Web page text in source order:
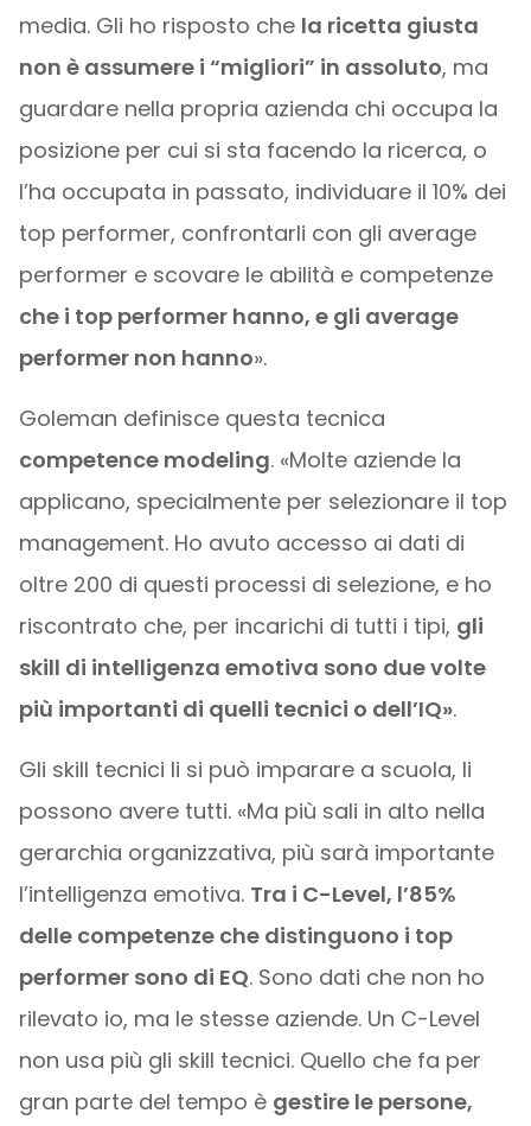
media. Gli ho risposto che la ricetta giusta
non è assumere i “migliori” in assoluto, ma
guardare nella propria azienda chi occupa la
posizione per cui si sta facendo la ricerca, o
l’ha occupata in passato, individuare il 10% dei
top performer, confrontarli con gli average
performer e scovare le abilità e competenze
che i top performer hanno, e gli average
performer non hanno».
Goleman definisce questa tecnica
competence modeling. «Molte aziende la
applicano, specialmente per selezionare il top
management. Ho avuto accesso ai dati di
oltre 200 di questi processi di selezione, e ho
riscontrato che, per incarichi di tutti i tipi, gli
skill di intelligenza emotiva sono due volte
più importanti di quelli tecnici o dell’IQ».
Gli skill tecnici li si può imparare a scuola, li
possono avere tutti. «Ma più sali in alto nella
gerarchia organizzativa, più sarà importante
l’intelligenza emotiva. Tra i C-Level, l’85%
delle competenze che distinguono i top
performer sono di EQ. Sono dati che non ho
rilevato io, ma le stesse aziende. Un C-Level
non usa più gli skill tecnici. Quello che fa per
gran parte del tempo è gestire le persone,